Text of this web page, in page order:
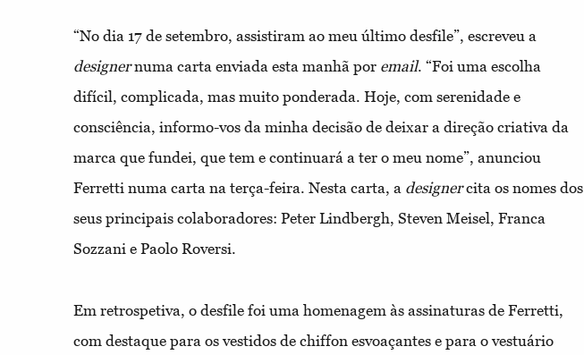
“No dia 17 de setembro, assistiram ao meu último desfile”, escreveu a
designernuma carta enviada esta manhã por email. “Foi uma escolha
difícil, complicada, mas muito ponderada. Hoje, com serenidade e
consciência, informo-vos da minha decisão de deixar a direção criativa da
marca que fundei, que tem e continuará a ter o meu nome”, anunciou
Ferretti numa carta na terça-feira. Nesta carta, a designercita os nomes dos
seus principais colaboradores: Peter Lindbergh, Steven Meisel, Franca
Sozzani e Paolo Roversi.
Em retrospetiva, o desfile foi uma homenagem às assinaturas de Ferretti,
com destaque para os vestidos de chiffon esvoaçantes e para o vestuário